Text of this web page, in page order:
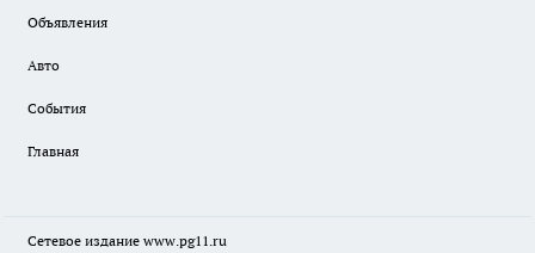
Объявления
Авто
События
Главная
Сетевое издание www.pg11.ru